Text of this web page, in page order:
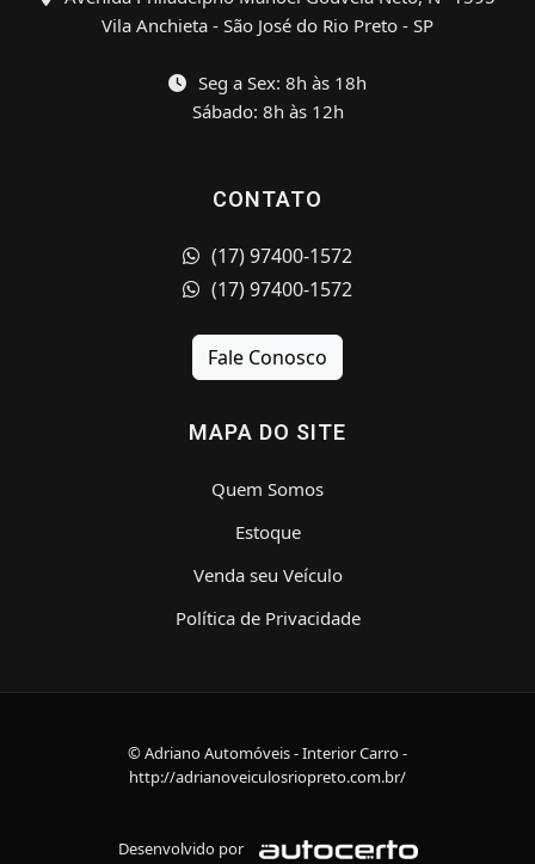
Vila Anchieta - São José do Rio Preto - SP
Seg a Sex: 8h às 18h
Sábado: 8h às 12h
CONTATO
(17) 97400-1572
(17) 97400-1572
Fale Conosco
MAPA DO SITE
Quem Somos
Estoque
Venda seu Veículo
Política de Privacidade
© Adriano Automóveis - Interior Carro -
http://adrianoveiculosriopreto.com.br/
Desenvolvido por